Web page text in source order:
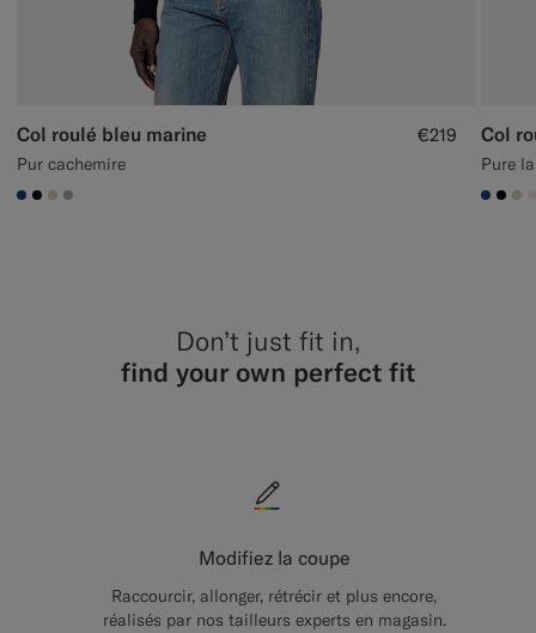
Col roulé bleu marine
Pur cachemire
€219
#1C3D7A
#000000
#D7D1C3
#ACACAC
Col
Pure
Don’t just fit in,
find your own perfect fit
Modifiez la coupe
Raccourcir, allonger, rétrécir et plus encore,
réalisés par nos tailleurs experts en magasin.